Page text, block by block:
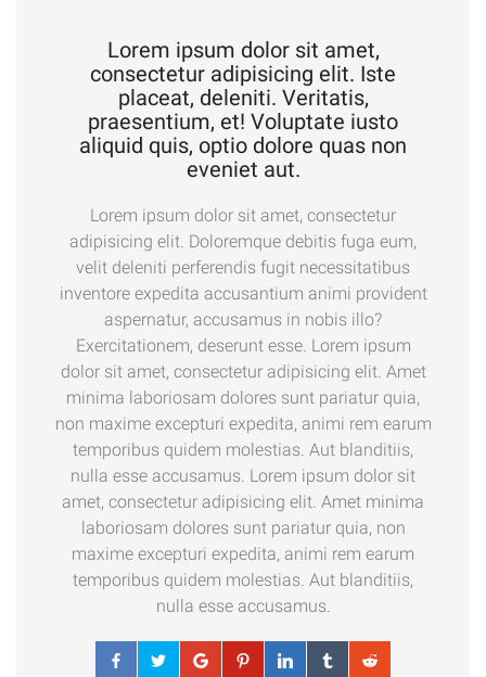
Lorem ipsum dolor sit amet,
consectetur adipisicing elit. Iste
placeat, deleniti. Veritatis,
praesentium, et! Voluptate iusto
aliquid quis, optio dolore quas non
eveniet aut.
Lorem ipsum dolor sit amet, consectetur
adipisicing elit. Doloremque debitis fuga eum,
velit deleniti perferendis fugit necessitatibus
inventore expedita accusantium animi provident
aspernatur, accusamus in nobis illo?
Exercitationem, deserunt esse. Lorem ipsum
dolor sit amet, consectetur adipisicing elit. Amet
minima laboriosam dolores sunt pariatur quia,
non maxime excepturi expedita, animi rem earum
temporibus quidem molestias. Aut blanditiis,
nulla esse accusamus. Lorem ipsum dolor sit
amet, consectetur adipisicing elit. Amet minima
laboriosam dolores sunt pariatur quia, non
maxime excepturi expedita, animi rem earum
temporibus quidem molestias. Aut blanditiis,
nulla esse accusamus.